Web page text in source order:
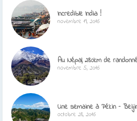
Incredible India !
novembre 19, 2016
Au Népal, 280km de
novembre 5, 2016
Une semaine à Pékin –
octobre 28, 2016